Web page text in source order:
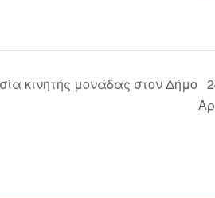
κινητής μονάδας στον Δήμο